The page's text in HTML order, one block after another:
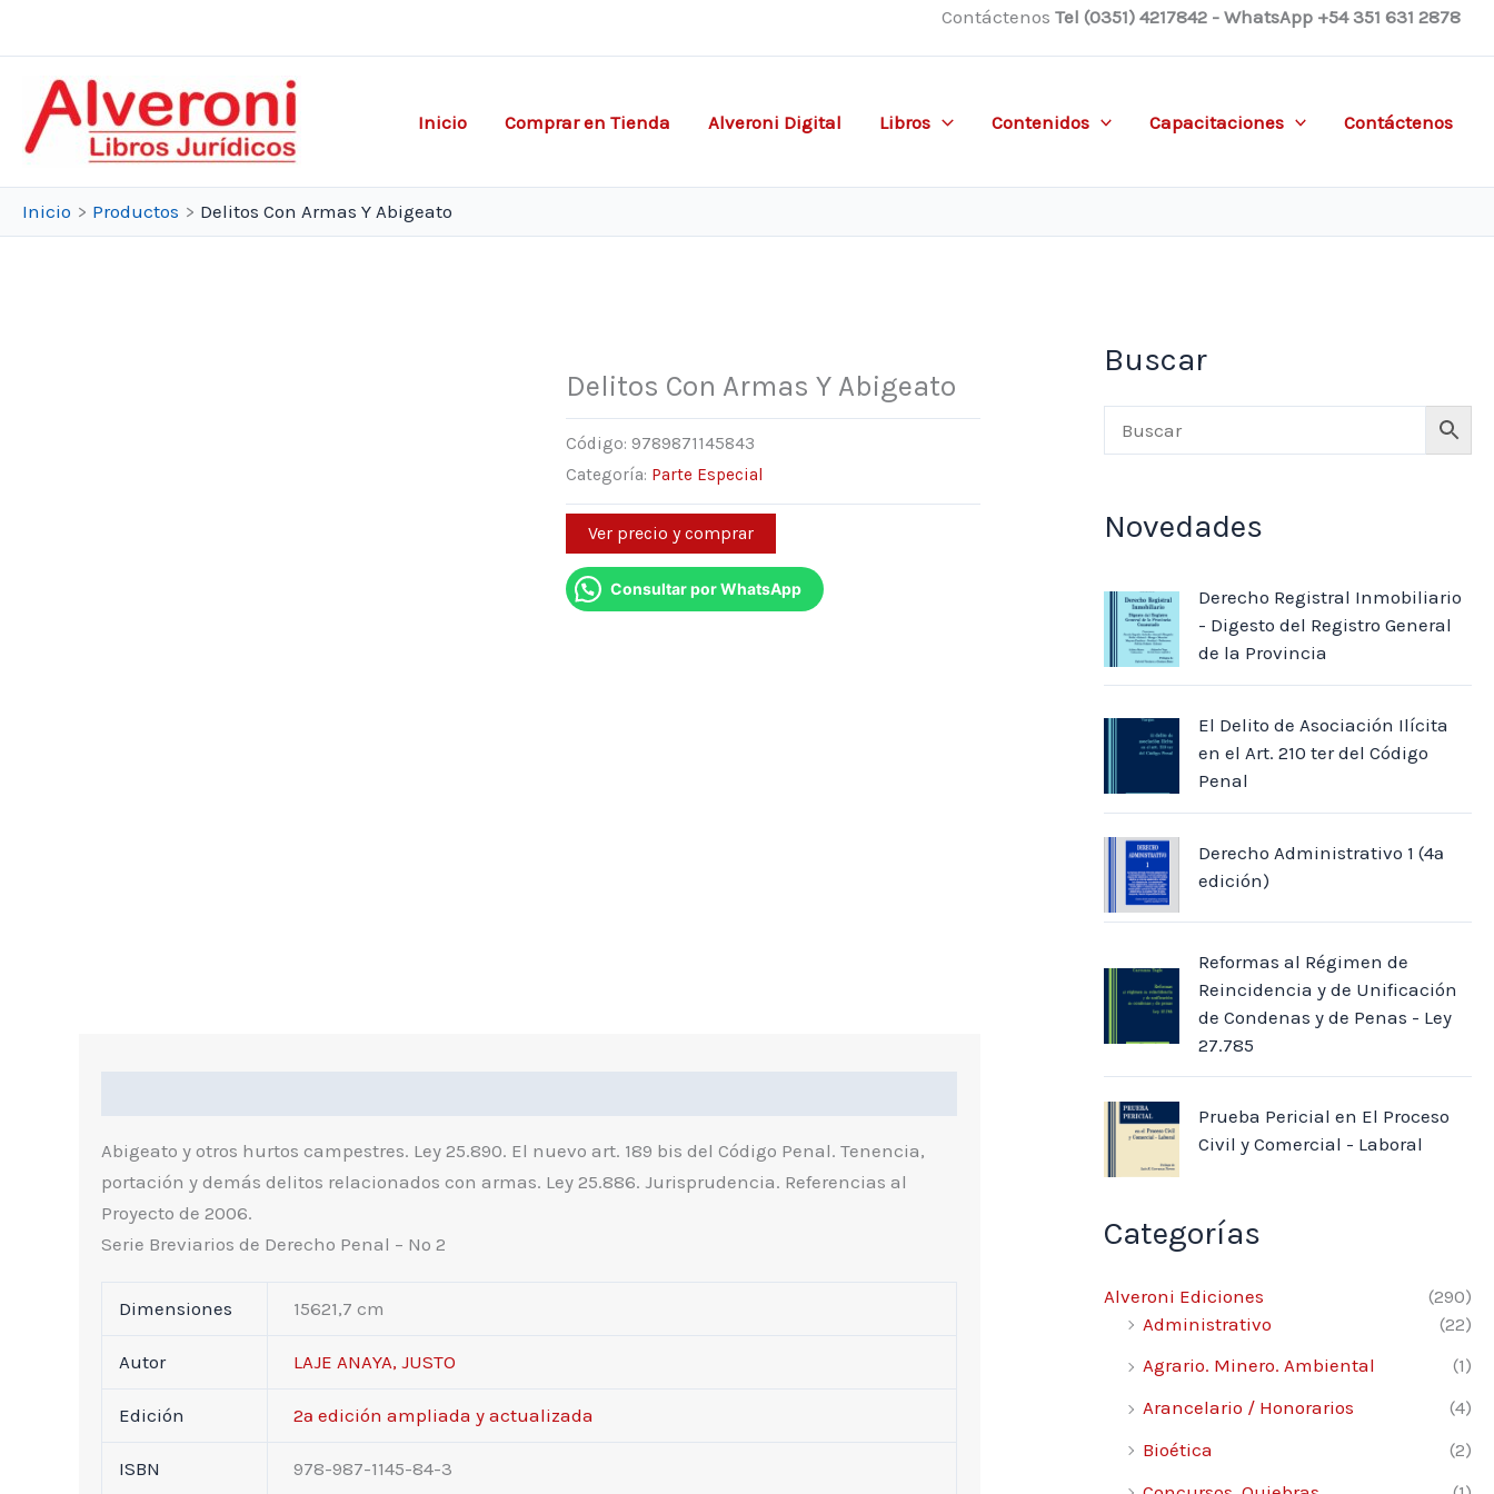
contenido
Contáctenos Tel (0351) 4217842 - WhatsApp +54 351 631 2878
Inicio Comprar en Tienda Alveroni Digital Libros Contenidos Capacitaciones Contáctenos
Inicio Productos Delitos Con Armas Y Abigeato
Delitos Con Armas Y Abigeato
Código: 9789871145843
Categoría: Parte Especial
Ver precio y comprar
Consultar por WhatsApp
Abigeato y otros hurtos campestres. Ley 25.890. El nuevo art. 189 bis del Código Penal. Tenencia,
portación y demás delitos relacionados con armas. Ley 25.886. Jurisprudencia. Referencias al
Proyecto de 2006.
Serie Breviarios de Derecho Penal – Nº 2
Dimensiones 15621,7 cm
Autor LAJE ANAYA, JUSTO
Edición 2ª edición ampliada y actualizada
ISBN 978-987-1145-84-3
Buscar
Novedades
Derecho Registral Inmobiliario
- Digesto del Registro General
de la Provincia
El Delito de Asociación Ilícita
en el Art. 210 ter del Código
Penal
Derecho Administrativo 1 (4ª
edición)
Reformas al Régimen de
Reincidencia y de Unificación
de Condenas y de Penas - Ley
27.785
Prueba Pericial en El Proceso
Civil y Comercial - Laboral
Categorías
Alveroni Ediciones
(290)
Administrativo
(22)
Agrario. Minero. Ambiental
(1)
Arancelario / Honorarios
(4)
Bioética
(2)